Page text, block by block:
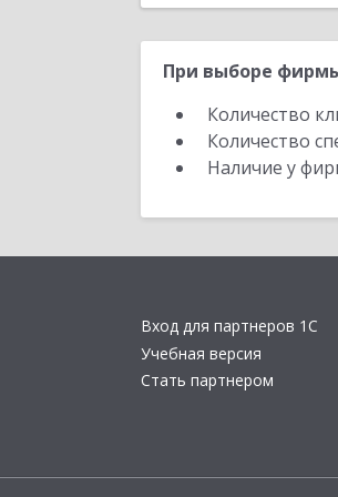
При выборе
Количество
Количество
Наличие у
Вход для партнеров 1С
Учебная версия
Стать партнером